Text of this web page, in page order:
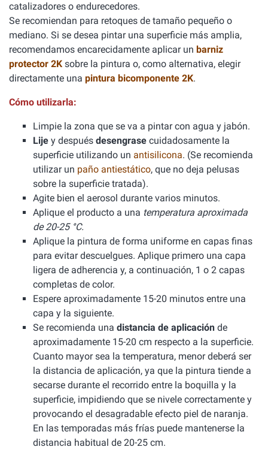
catalizadores o endurecedores.
Se recomiendan para retoques de tamaño pequeño o
mediano. Si se desea pintar una superficie más amplia,
recomendamos encarecidamente aplicar un barniz
protector 2K sobre la pintura o, como alternativa, elegir
directamente una pintura bicomponente 2K.
Cómo utilizarla:
Limpie la zona que se va a pintar con agua y jabón.
Lije y después desengrase cuidadosamente la
superficie utilizando un antisilicona. (Se recomienda
utilizar un paño antiestático, que no deja pelusas
sobre la superficie tratada).
Agite bien el aerosol durante varios minutos.
Aplique el producto a una temperatura aproximada
de 20-25 °C.
Aplique la pintura de forma uniforme en capas finas
para evitar descuelgues. Aplique primero una capa
ligera de adherencia y, a continuación, 1 o 2 capas
completas de color.
Espere aproximadamente 15-20 minutos entre una
capa y la siguiente.
Se recomienda una distancia de aplicación de
aproximadamente 15-20 cm respecto a la superficie.
Cuanto mayor sea la temperatura, menor deberá ser
la distancia de aplicación, ya que la pintura tiende a
secarse durante el recorrido entre la boquilla y la
superficie, impidiendo que se nivele correctamente y
provocando el desagradable efecto piel de naranja.
En las temporadas más frías puede mantenerse la
distancia habitual de 20-25 cm.